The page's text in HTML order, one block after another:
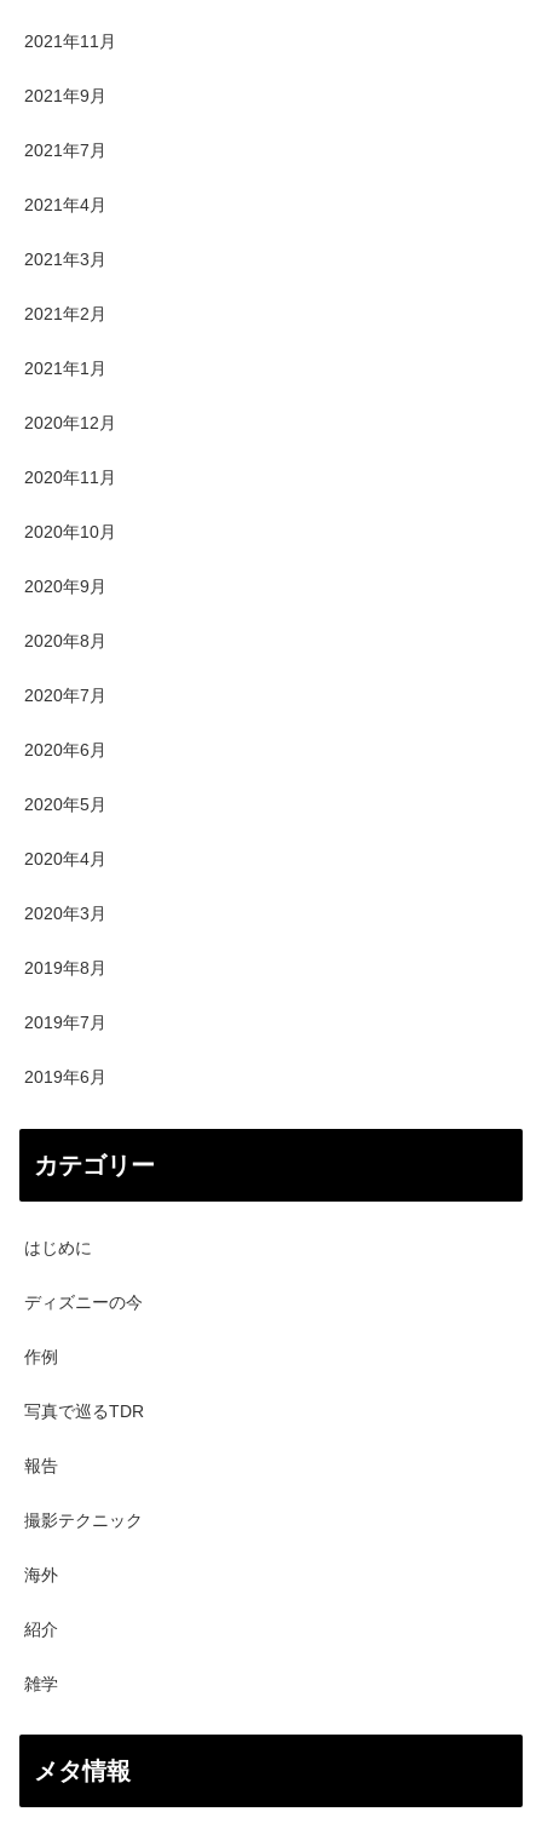
2021年11月
2021年9月
2021年7月
2021年4月
2021年3月
2021年2月
2021年1月
2020年12月
2020年11月
2020年10月
2020年9月
2020年8月
2020年7月
2020年6月
2020年5月
2020年4月
2020年3月
2019年8月
2019年7月
2019年6月
カテゴリー
はじめに
ディズニーの今
作例
写真で巡るTDR
報告
撮影テクニック
海外
紹介
雑学
メタ情報